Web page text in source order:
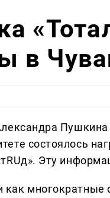
в
состоялось
Эту
многократные